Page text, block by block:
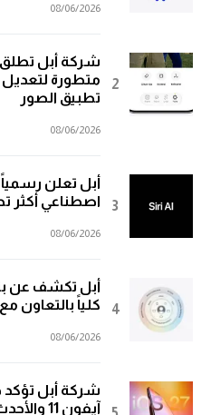
08/06/2026
شركة أبل تطلق
متطورة لتعديل
تطبيق الصور
08/06/2026
اصطناعي أكثر
08/06/2026
أبل تكشف عن
كلياً بالتعاون
08/06/2026
آيفون 11 والأحدث